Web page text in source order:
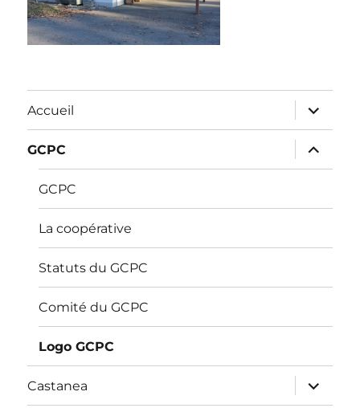
Accueil
ouvrir
le
sous-
menu
GCPC
ouvrir
le
sous-
GCPC
La coopérative
Statuts du GCPC
Comité du GCPC
Logo GCPC
Castanea
ouvrir
le